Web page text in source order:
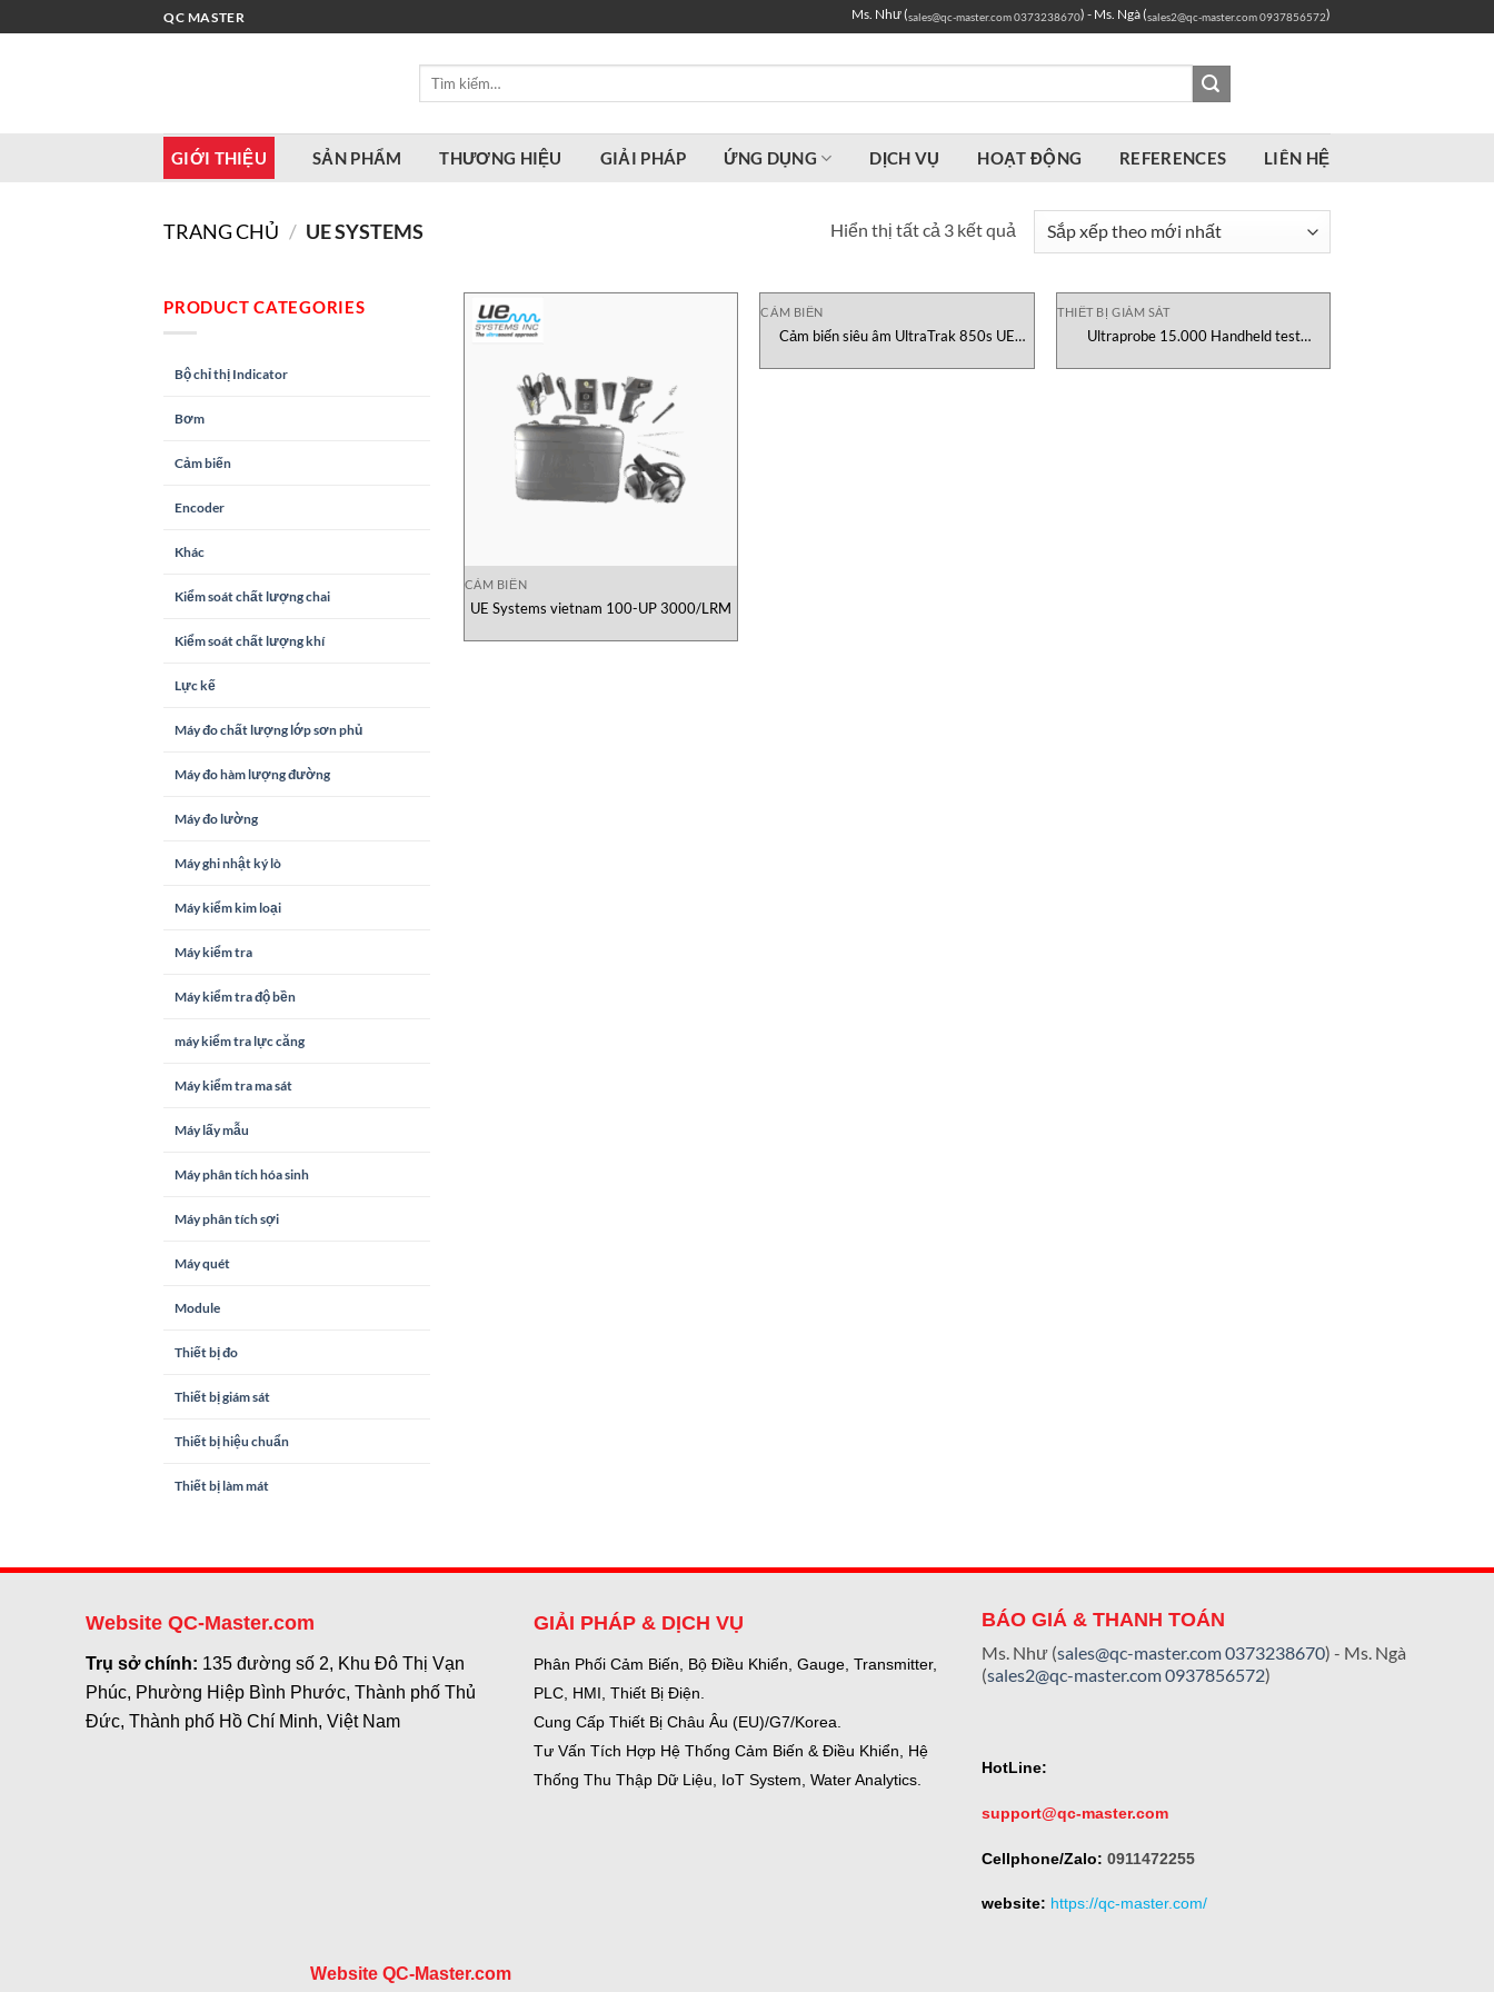
qua
QC MASTER Ms. Như (sales@qc-master.com0373238670) - Ms. Ngà (sales2@qc-master.com0937856572)
Tìm
GIỚI THIỆU SẢN PHẨM THƯƠNG HIỆU GIẢI PHÁP ỨNG DỤNG DỊCH VỤ HOẠT ĐỘNG REFERENCES LIÊN HỆ
TRANG CHỦ / UE SYSTEMS Hiển thị tất cả 3 kết quảĐã
sắp
mới
nhất
PRODUCT CATEGORIES
Bộ chỉ thị Indicator
Bơm
Cảm biến
Encoder
Khác
Kiểm soát chất lượng chai
Kiểm soát chất lượng khí
Lực kế
Máy đo chất lượng lớp sơn phủ
Máy đo hàm lượng đường
Máy đo lường
Máy ghi nhật ký lò
Máy kiểm kim loại
Máy kiểm tra
Máy kiểm tra độ bền
máy kiểm tra lực căng
Máy kiểm tra ma sát
Máy lấy mẫu
Máy phân tích hóa sinh
Máy phân tích sợi
Máy quét
Module
Thiết bị đo
Thiết bị giám sát
Thiết bị hiệu chuẩn
Thiết bị làm mát
CẢM BIẾN
UE Systems vietnam 100-UP 3000/LRM
CẢM BIẾN
Cảm biến siêu âm UltraTrak 850s UE
THIẾT BỊ GIÁM SÁT
Ultraprobe 15.000 Handheld test
Website QC-Master.com
Trụ sở chính: 135 đường số 2, Khu Đô Thị Vạn
Phúc, Phường Hiệp Bình Phước, Thành phố Thủ
Đức, Thành phố Hồ Chí Minh, Việt Nam
GIẢI PHÁP & DỊCH VỤ
Phân Phối Cảm Biến, Bộ Điều Khiển, Gauge, Transmitter,
PLC, HMI, Thiết Bị Điện.
Cung Cấp Thiết Bị Châu Âu (EU)/G7/Korea.
Tư Vấn Tích Hợp Hệ Thống Cảm Biến & Điều Khiển, Hệ
Thống Thu Thập Dữ Liệu, IoT System, Water Analytics.
BÁO GIÁ & THANH TOÁN
Ms. Như (sales@qc-master.com0373238670) - Ms. Ngà
(sales2@qc-master.com0937856572)
HotLine:
support@qc-master.com
Cellphone/Zalo: 0911472255
website: https://qc-master.com/
Website QC-Master.com